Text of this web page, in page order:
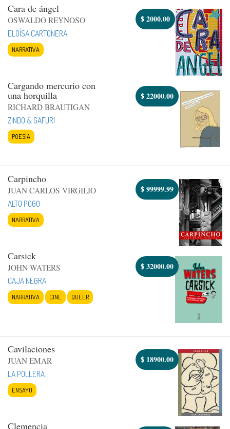
Cara de ángel
OSWALDO REYNOSO
ELOÍSA CARTONERA
NARRATIVA
$2000.00
Cargando mercurio con
una horquilla
RICHARD BRAUTIGAN
ZINDO & GAFURI
POESÍA
$22000.00
Carpincho
JUAN CARLOS VIRGILIO
ALTO POGO
NARRATIVA
$99999.99
Carsick
JOHN WATERS
CAJA NEGRA
NARRATIVA CINE QUEER
$32000.00
Cavilaciones
JUAN EMAR
LA POLLERA
ENSAYO
$ 18900.00
Clemencia